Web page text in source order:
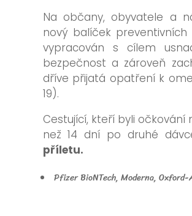
Na občany, obyvatele a
nový balíček
vypracován s cílem
bezpečnost a zároveň
dříve přijatá opatření k
19).
Cestující, kteří byli očkování
než 14 dní po druhé
příletu.
Pfizer BioNTech, Moderna,